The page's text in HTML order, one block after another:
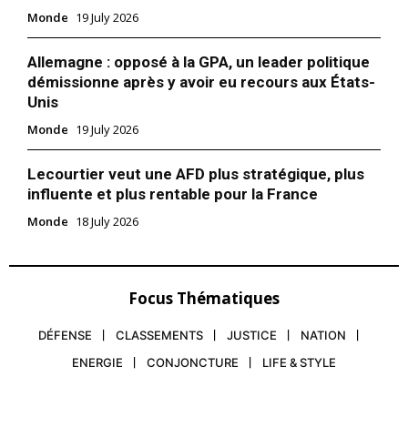
le1.ma
l'intelligence de
Monde 19 July 2026
Allemagne : opposé à la GPA, un leader politique
démissionne après y avoir eu recours aux États-
Unis
Monde 19 July 2026
Lecourtier veut une AFD plus stratégique, plus
influente et plus rentable pour la France
Monde 18 July 2026
Focus Thématiques
DÉFENSE CLASSEMENTS JUSTICE
NATION
ENERGIE
CONJONCTURE LIFE & STYLE